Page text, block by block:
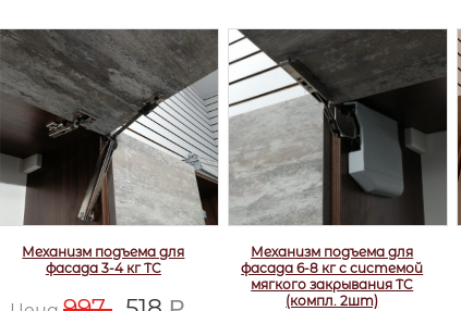
Механизм подъема для
фасада 3-4 кг TC
Механизм подъема для
фасада 6-8 кг с системой
мягкого закрывания TC
(компл. 2шт)